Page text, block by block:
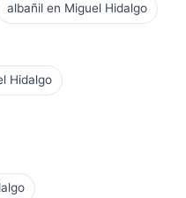
albañil en Miguel Hidalgo
Hidalgo